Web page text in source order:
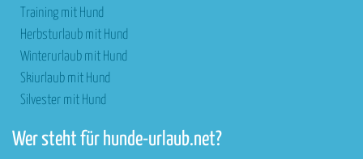
Training mit Hund
Herbsturlaub mit Hund
Winterurlaub mit Hund
Skiurlaub mit Hund
Silvester mit Hund
Wer steht für hunde-urlaub.net?